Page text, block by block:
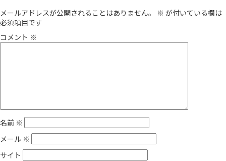
メールアドレスが公開されることはありません。 ※ が付いている欄は
必須項目です
コメント ※
名前 ※
メール ※
サイト